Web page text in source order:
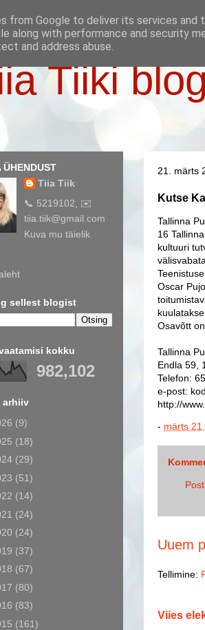
Tiiki
21. märts
Kutse
Tallinna
16
kultuuri
Oscar
Osavõtt
Tallinna
Endla 59,
Telefon:
e-post:
http://
- märts
Uuem
Tellimine:
Viies
ÜHENDUST
Tiia Tiik
📞 5219102, ✉️
tiia.tiik@gmail.com
Kuva mu täielik
sellest blogist
kokku
982,102
arhiiv
(9)
(18)
(29)
(51)
(14)
(24)
(24)
(37)
(67)
(80)
(83)
(161)
from Google to deliver its services and
along with performance and security
and address abuse.